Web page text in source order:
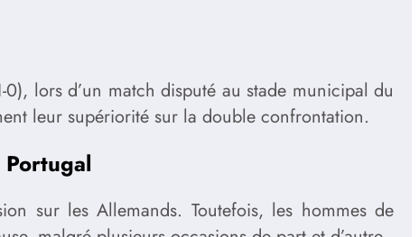
lors d’un match disputé au stade municipal du
leur supériorité sur la double confrontation.
sur les Allemands. Toutefois, les hommes de